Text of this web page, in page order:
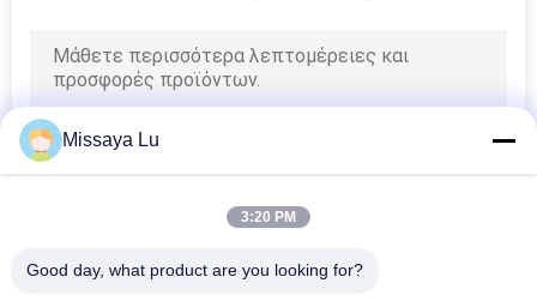
Novec 1230
κύλινδροι
Missaya Lu
3:20 PM
Good day, what product are you looking for?